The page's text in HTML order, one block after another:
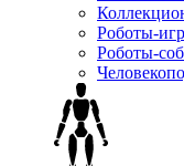
Роботы-
Роботы-